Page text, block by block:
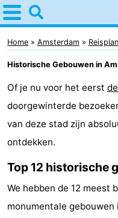
Home
Amsterdam
Reisplan
Voor
kinderen
Voor
jongeren
Gratis
Overnachten
Appartementen
Home Amsterdam Reisplan
Historische Gebouwen in
Of je nu voor het eerst
doorgewinterde
van deze stad zijn
ontdekken.
Top 12 historische
We hebben de 12 meest
monumentale gebouwen